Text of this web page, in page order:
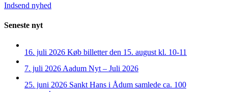
Indsend nyhed
Seneste nyt
16. juli 2026 Køb billetter den 15. august kl. 10-11
7. juli 2026 Aadum Nyt – Juli 2026
25. juni 2026 Sankt Hans i Ådum samlede ca. 100